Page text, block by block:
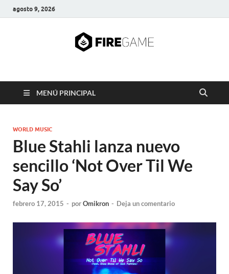
agosto 9, 2026
FIRE GAME
MENÚ PRINCIPAL
WORLD MUSIC
Blue Stahli lanza nuevo
sencillo ‘Not Over Til We
Say So’
febrero 17, 2015 - porOmikron - Deja un comentario